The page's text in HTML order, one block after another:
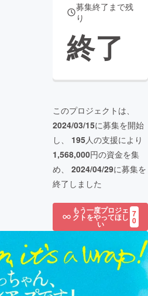
募集終了まで残
り
終了
このプロジェクトは、
2024/03/15に募集を開始
し、 195人の支援により
1,568,000円の資金を集
め、 2024/04/29に募集を
終了しました
もう一度プロジェ
クトをやってほし
い
7
0